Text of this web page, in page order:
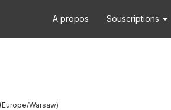
A propos Souscriptions
Europe/Warsaw